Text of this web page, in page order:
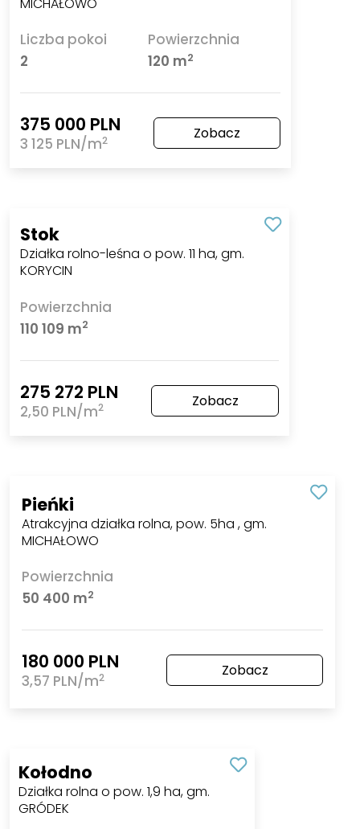
Liczba pokoi
2
Powierzchnia
120 m2
375 000 PLN
3 125 PLN/m2 Zobacz
Stok
Działka rolno-leśna o pow. 11 ha, gm.
KORYCIN
Powierzchnia
110 109 m2
275 272 PLN
2,50 PLN/m2 Zobacz
Pieńki
Atrakcyjna działka rolna, pow. 5ha , gm.
MICHAŁOWO
Powierzchnia
50 400 m2
180 000 PLN
3,57 PLN/m2 Zobacz
Kołodno
Działka rolna o pow. 1,9 ha, gm.
GRÓDEK